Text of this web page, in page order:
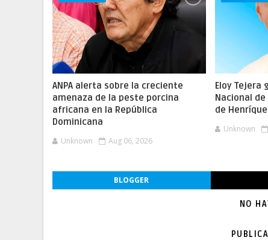
ANPA alerta sobre la creciente
amenaza de la peste porcina
africana en la República
Dominicana
Unknown Aug 06, 2026
Eloy Tejera
Nacional de
de
Unknown
BLOGGER
NO